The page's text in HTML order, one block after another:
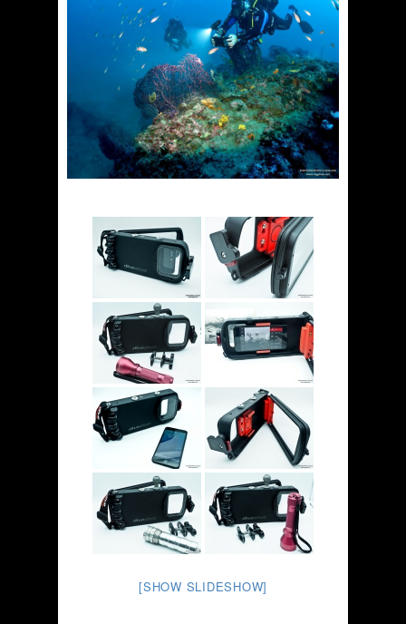
[SHOW SLIDESHOW]